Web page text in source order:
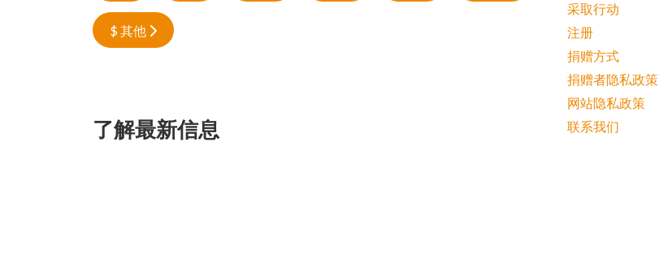
$ 其他
了解最新信息
采取行动
注册
捐赠方式
捐赠者隐私政策
网站隐私政策
联系我们